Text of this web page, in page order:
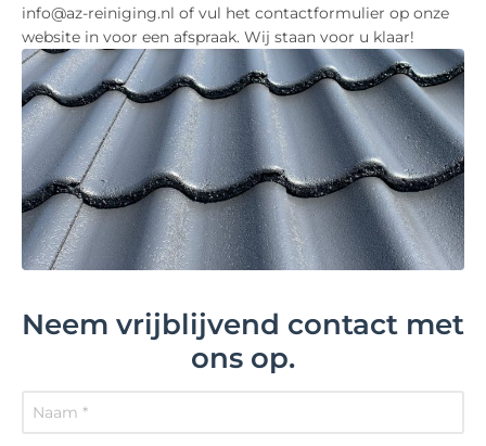
info@az-reiniging.nl of vul het contactformulier op onze
website in voor een afspraak. Wij staan voor u klaar!
Neem vrijblijvend contact met
ons op.